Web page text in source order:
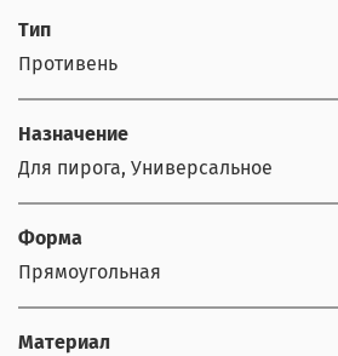
Тип
Противень
Назначение
Для пирога, Универсальное
Форма
Прямоугольная
Материал